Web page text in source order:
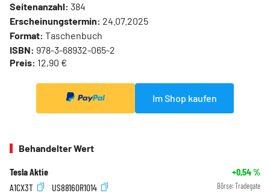
Seitenanzahl: 384
Erscheinungstermin: 24.07.2025
Format: Taschenbuch
ISBN: 978-3-68932-065-2
Preis: 12,90 €
Im Shop kaufen
Behandelter Wert
Tesla Aktie +0,54%
A1CX3T
US88160R1014 Börse: Tradegate